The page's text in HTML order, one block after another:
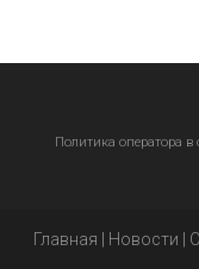
Политика оператора
Главная Новости